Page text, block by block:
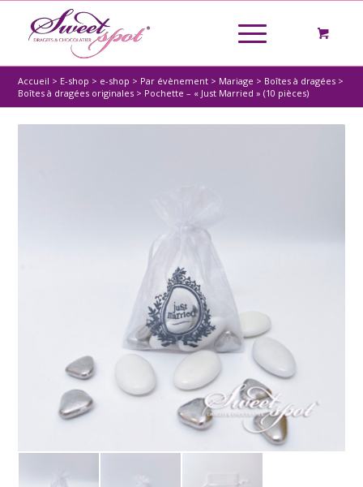
Accueil > E-shop > e-shop > Par évènement > Mariage > Boîtes à dragées >
Boîtes à dragées originales > Pochette – « Just Married » (10 pièces)